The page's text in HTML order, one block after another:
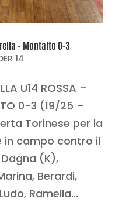
– Montalto 0-3
14
U14 ROSSA –
0-3 (19/25 –
Torinese per la
in campo contro il
(K),
Berardi,
Ramella...